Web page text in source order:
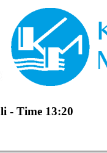
- Time 13:20